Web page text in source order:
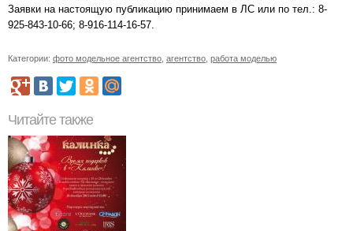
Заявки на настоящую публикацию принимаем в ЛС или по тел.: 8-
925-843-10-66; 8-916-114-16-57.
Категории: фото модельное агентство агентство работа моделью
Читайте также